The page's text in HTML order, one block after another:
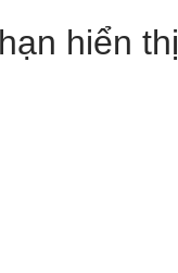
hiển thị